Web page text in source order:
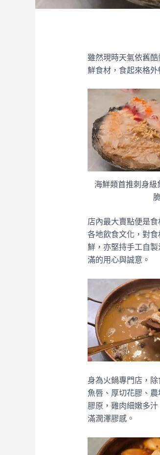
雖然現時天氣依舊
鮮食材，食起來格
海鮮類首推刺身
店內最大賣點便是
各地飲食文化，對
鮮，亦堅持手工自
滿的用心與誠意。
身為火鍋專門店，
魚唇、厚切花膠、
膠原，雞肉細嫩多
滿潤澤膠感。